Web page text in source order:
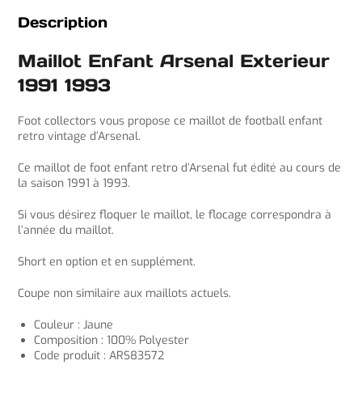
Description
Maillot Enfant Arsenal Exterieur
1991 1993
Foot collectors vous propose ce maillot de football enfant
retro vintage d’Arsenal.
Ce maillot de foot enfant retro d’Arsenal fut édité au cours de
la saison 1991 à 1993.
Si vous désirez floquer le maillot, le flocage correspondra à
l’année du maillot.
Short en option et en supplément.
Coupe non similaire aux maillots actuels.
Couleur : Jaune
Composition : 100% Polyester
Code produit : ARS83572